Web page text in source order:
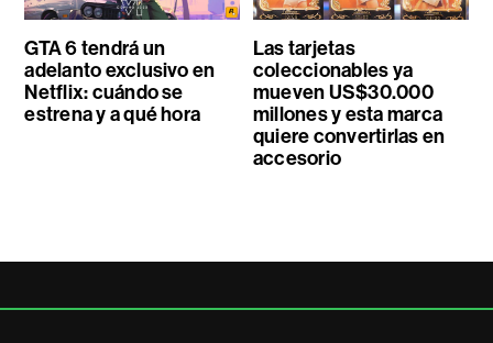
GTA 6 tendrá un
adelanto exclusivo en
Netflix: cuándo se
estrena y a qué hora
Las tarjetas
coleccionables ya
mueven US$30.000
millones y esta marca
quiere convertirlas en
accesorio